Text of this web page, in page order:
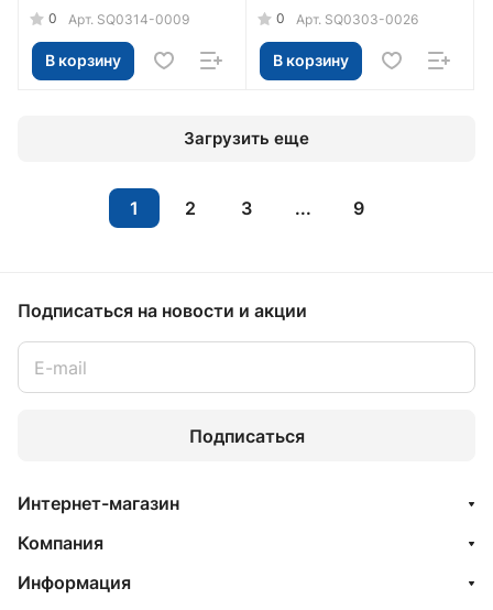
инд.упак. TDM
0 Арт. SQ0314-0009
В корзину
0 Арт. SQ0303-0026
В корзину
Загрузить еще
1 2 3 ... 9
Подписаться на новости и акции
Подписаться
Интернет-магазин
Компания
Информация